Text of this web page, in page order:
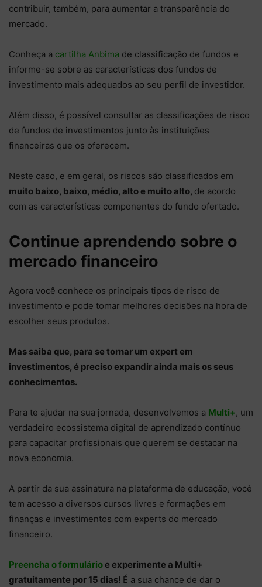
contribuir, também, para aumentar a transparência do
mercado.
Conheça a cartilha Anbima de classificação de fundos e
informe-se sobre as características dos fundos de
investimento mais adequados ao seu perfil de investidor.
Além disso, é possível consultar as classificações de risco
de fundos de investimentos junto às instituições
financeiras que os oferecem.
Neste caso, e em geral, os riscos são classificados em
muito baixo, baixo, médio, alto e muito alto, de acordo
com as características componentes do fundo ofertado.
Continue aprendendo sobre o
mercado financeiro
Agora você conhece os principais tipos de risco de
investimento e pode tomar melhores decisões na hora de
escolher seus produtos.
Mas saiba que, para se tornar um expert em
investimentos, é preciso expandir ainda mais os seus
conhecimentos.
Para te ajudar na sua jornada, desenvolvemos a Multi+, um
verdadeiro ecossistema digital de aprendizado contínuo
para capacitar profissionais que querem se destacar na
nova economia.
A partir da sua assinatura na plataforma de educação, você
tem acesso a diversos cursos livres e formações em
finanças e investimentos com experts do mercado
financeiro.
Preencha o formulárioe experimente a Multi+
gratuitamente por 15 dias! É a sua chance de dar o